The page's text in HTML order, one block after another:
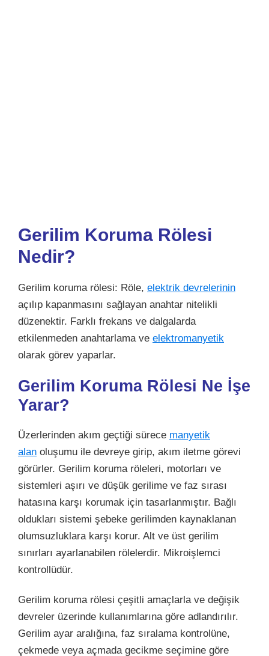
Gerilim Koruma Rölesi
Nedir?
Gerilim koruma rölesi: Röle, elektrik devrelerinin
açılıp kapanmasını sağlayan anahtar nitelikli
düzenektir. Farklı frekans ve dalgalarda
etkilenmeden anahtarlama ve elektromanyetik
olarak görev yaparlar.
Gerilim Koruma Rölesi Ne İşe
Yarar?
Üzerlerinden akım geçtiği sürece manyetik
alan oluşumu ile devreye girip, akım iletme görevi
görürler. Gerilim koruma röleleri, motorları ve
sistemleri aşırı ve düşük gerilime ve faz sırası
hatasına karşı korumak için tasarlanmıştır. Bağlı
oldukları sistemi şebeke gerilimden kaynaklanan
olumsuzluklara karşı korur. Alt ve üst gerilim
sınırları ayarlanabilen rölelerdir. Mikroişlemci
kontrollüdür.
Gerilim koruma rölesi çeşitli amaçlarla ve değişik
devreler üzerinde kullanımlarına göre adlandırılır.
Gerilim ayar aralığına, faz sıralama kontrolüne,
çekmede veya açmada gecikme seçimine göre